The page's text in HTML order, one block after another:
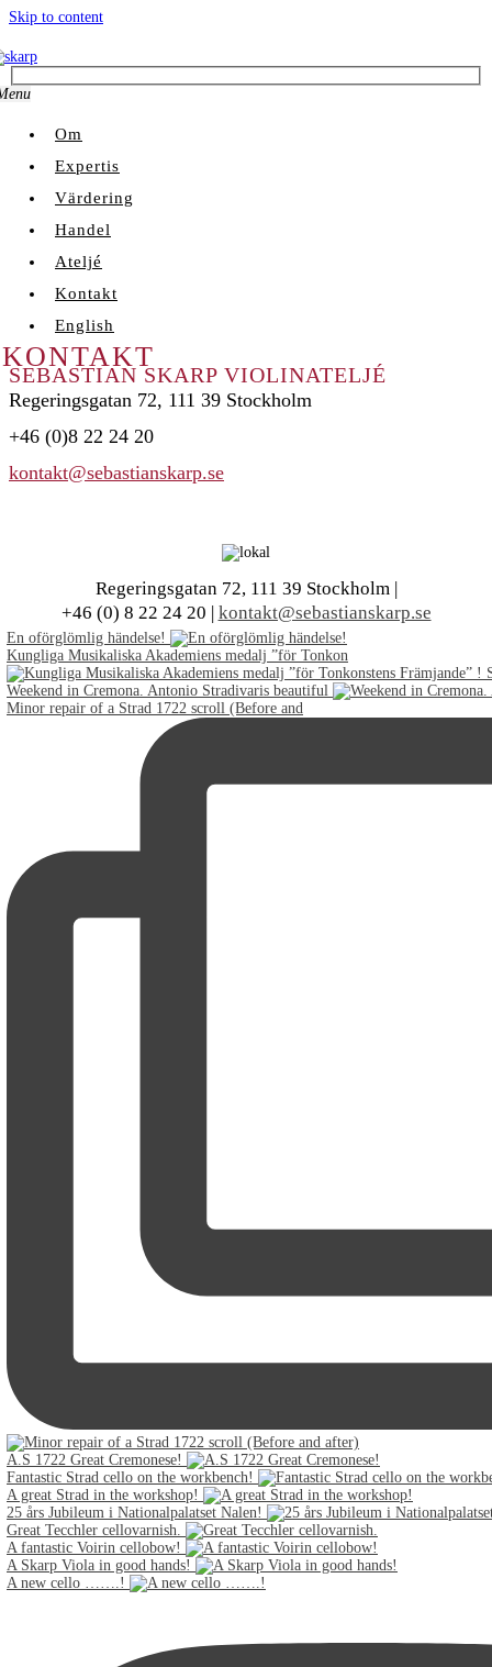
Skip to content
Om
Expertis
Värdering
Handel
Ateljé
Kontakt
English
KONTAKT
SEBASTIAN SKARP VIOLINATELJÉ
Regeringsgatan 72, 111 39 Stockholm
+46 (0)8 22 24 20
kontakt@sebastianskarp.se
Regeringsgatan 72, 111 39 Stockholm |
+46 (0) 8 22 24 20 |
kontakt@sebastianskarp.se
En oförglömlig händelse!
Kungliga Musikaliska Akademiens medalj ”för Tonkon
Weekend in Cremona. Antonio Stradivaris beautiful
Minor repair of a Strad 1722 scroll (Before and
A.S 1722 Great Cremonese!
Fantastic Strad cello on the workbench!
A great Strad in the workshop!
25 års Jubileum i Nationalpalatset Nalen!
Great Tecchler cellovarnish.
A fantastic Voirin cellobow!
A Skarp Viola in good hands!
A new cello …….!